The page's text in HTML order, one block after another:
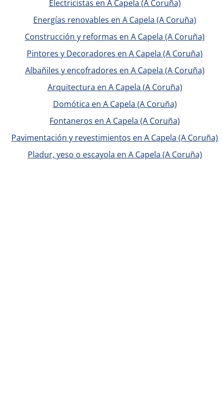
Electricistas en A Capela (A Coruña)
Energías renovables en A Capela (A Coruña)
Construcción y reformas en A Capela (A Coruña)
Pintores y Decoradores en A Capela (A Coruña)
Albañiles y encofradores en A Capela (A Coruña)
Arquitectura en A Capela (A Coruña)
Domótica en A Capela (A Coruña)
Fontaneros en A Capela (A Coruña)
Pavimentación y revestimientos en A Capela (A Coruña)
Pladur, yeso o escayola en A Capela (A Coruña)